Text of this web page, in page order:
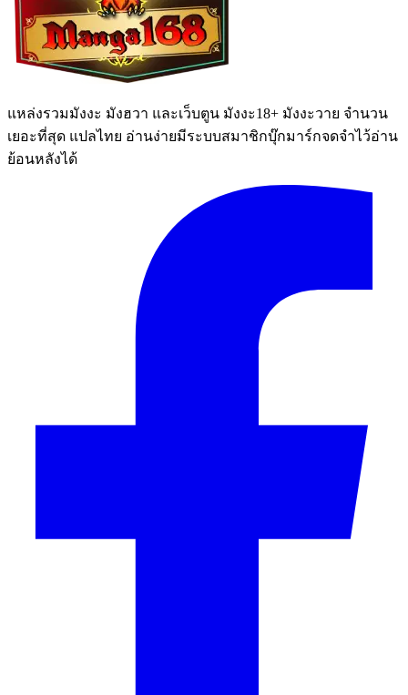
แหล่งรวมมังงะ มังฮวา และเว็บตูน มังงะ18+ มังงะวาย จำนวน
เยอะที่สุด แปลไทย อ่านง่ายมีระบบสมาชิกบุ๊กมาร์กจดจำไว้อ่าน
ย้อนหลังได้